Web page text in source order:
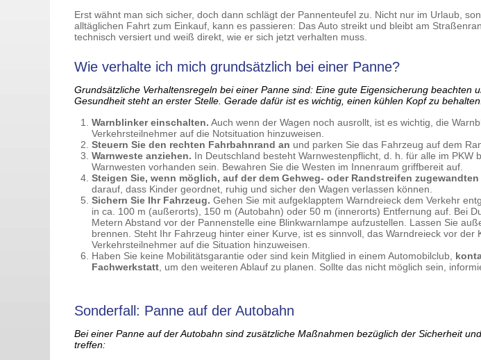
Erst wähnt man sich sicher, doch dann schlägt der Pannenteufel zu. Nicht nur im Urlaub,
alltäglichen Fahrt zum Einkauf, kann es passieren: Das Auto streikt und bleibt am
technisch versiert und weiß direkt, wie er sich jetzt verhalten muss.
Wie verhalte ich mich grundsätzlich bei einer Panne?
Grundsätzliche Verhaltensregeln bei einer Panne sind: Eine gute Eigensicherung beachten
Gesundheit steht an erster Stelle. Gerade dafür ist es wichtig, einen kühlen Kopf zu
Warnblinker einschalten. Auch wenn der Wagen noch ausrollt, ist es wichtig, die
Verkehrsteilnehmer auf die Notsituation hinzuweisen.
Steuern Sie den rechten Fahrbahnrand an und parken Sie das Fahrzeug auf dem
Warnweste anziehen. In Deutschland besteht Warnwestenpflicht, d. h. für alle im PKW
Warnwesten vorhanden sein. Bewahren Sie die Westen im Innenraum griffbereit auf.
Steigen Sie, wenn möglich, auf der dem Gehweg- oder Randstreifen
darauf, dass Kinder geordnet, ruhig und sicher den Wagen verlassen können.
Sichern Sie Ihr Fahrzeug. Gehen Sie mit aufgeklapptem Warndreieck dem Verkehr
in ca. 100 m (außerorts), 150 m (Autobahn) oder 50 m (innerorts) Entfernung auf. Bei
Metern Abstand vor der Pannenstelle eine Blinkwarnlampe aufzustellen. Lassen Sie
brennen. Steht Ihr Fahrzeug hinter einer Kurve, ist es sinnvoll, das Warndreieck vor der
Verkehrsteilnehmer auf die Situation hinzuweisen.
Haben Sie keine Mobilitätsgarantie oder sind kein Mitglied in einem Automobilclub,
Fachwerkstatt, um den weiteren Ablauf zu planen. Sollte das nicht möglich sein,
Sonderfall: Panne auf der Autobahn
Bei einer Panne auf der Autobahn sind zusätzliche Maßnahmen bezüglich der Sicherheit
treffen: